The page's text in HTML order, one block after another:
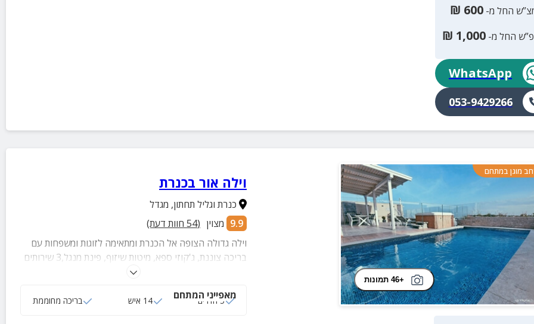
החל מ- 600
₪
החל מ- 1,000
₪
WhatsApp
053-9429266
מוגן במתחם
+46 תמונות
וילה אור בכנרת
כנרת וגליל תחתון, מגדל
9.9 מצוין (
54 חוות דעת)
וילה גדולה הצופה אל הכנרת ומתאימה לזוגות ומשפחות עם
בריכה צוננת, ג'קוזי ספא, מיטות שיזוף, פינת מנגל,3 שירותים
מאפייני המתחם
5 חדרים 14 איש בריכה מחוממת